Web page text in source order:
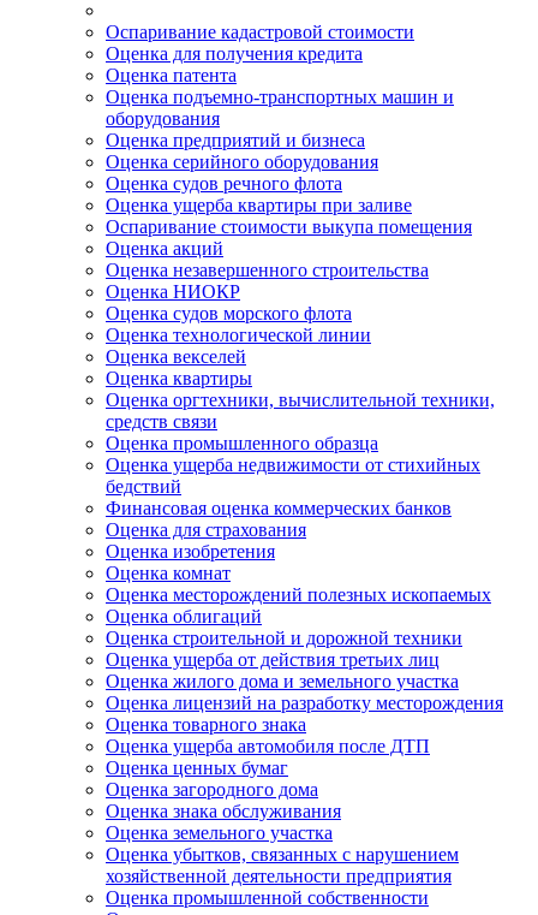
Оспаривание кадастровой стоимости
Оценка для получения кредита
Оценка патента
Оценка подъемно-транспортных машин и
оборудования
Оценка предприятий и бизнеса
Оценка серийного оборудования
Оценка судов речного флота
Оценка ущерба квартиры при заливе
Оспаривание стоимости выкупа помещения
Оценка акций
Оценка незавершенного строительства
Оценка НИОКР
Оценка судов морского флота
Оценка технологической линии
Оценка векселей
Оценка квартиры
Оценка оргтехники, вычислительной техники,
средств связи
Оценка промышленного образца
Оценка ущерба недвижимости от стихийных
бедствий
Финансовая оценка коммерческих банков
Оценка для страхования
Оценка изобретения
Оценка комнат
Оценка месторождений полезных ископаемых
Оценка облигаций
Оценка строительной и дорожной техники
Оценка ущерба от действия третьих лиц
Оценка жилого дома и земельного участка
Оценка лицензий на разработку месторождения
Оценка товарного знака
Оценка ущерба автомобиля после ДТП
Оценка ценных бумаг
Оценка загородного дома
Оценка знака обслуживания
Оценка земельного участка
Оценка убытков, связанных с нарушением
хозяйственной деятельности предприятия
Оценка промышленной собственности